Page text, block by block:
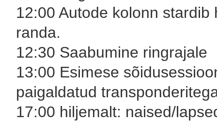
12:00 Autode kolonn
randa.
12:30 Saabumine ringrajale
13:00 Esimese
paigaldatud
17:00 hiljemalt: naised/